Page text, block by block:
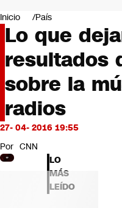
Negocios
Deportes
Programas completos
Cultura
Servicios
Bits
CNN tiempo
Futuro 360
Inicio País
Lo que
resultados
sobre la
radios
27- 04- 2016 19:55
Por CNN
LO
MÁS
LEÍDO